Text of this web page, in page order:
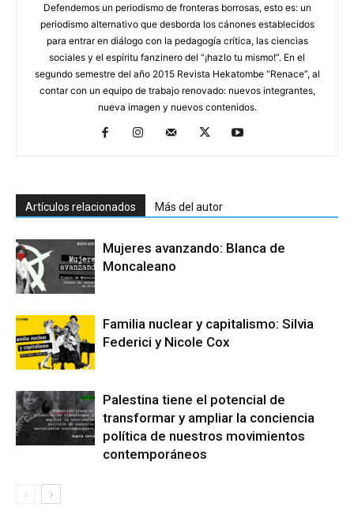
Defendemos un periodismo de fronteras borrosas, esto es: un
periodismo alternativo que desborda los cánones establecidos
para entrar en diálogo con la pedagogía crítica, las ciencias
sociales y el espíritu fanzinero del “¡hazlo tu mismo!”. En el
segundo semestre del año 2015 Revista Hekatombe “Renace”, al
contar con un equipo de trabajo renovado: nuevos integrantes,
nueva imagen y nuevos contenidos.
Artículos relacionados Más del autor
Mujeres avanzando: Blanca de
Moncaleano
Familia nuclear y capitalismo: Silvia
Federici y Nicole Cox
Palestina tiene el potencial de
transformar y ampliar la conciencia
política de nuestros movimientos
contemporáneos